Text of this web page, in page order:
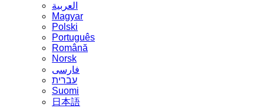
العربية
Magyar
Polski
Português
Română
Norsk
فارسی
עברית
Suomi
日本語